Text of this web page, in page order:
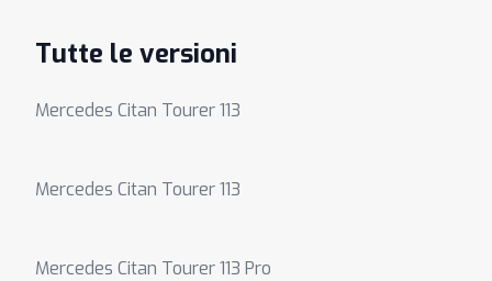
Tutte le versioni
Mercedes Citan Tourer 113
Mercedes Citan Tourer 113
Mercedes Citan Tourer 113 Pro